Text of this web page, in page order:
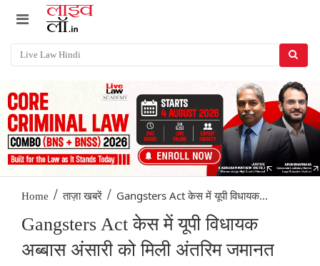
Home / ताज़ा खबरें / Gangsters Act केस में यूपी विधायक...
Gangsters Act केस में यूपी विधायक
अब्बास अंसारी को मिली अंतरिम जमानत